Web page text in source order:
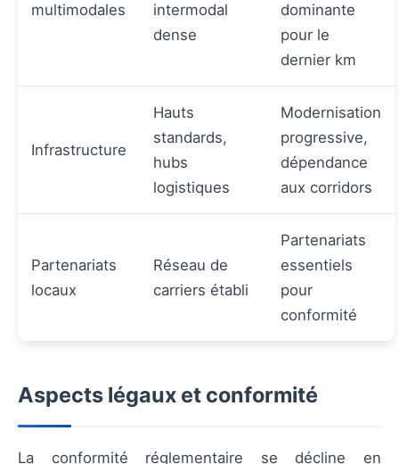
multimodales
intermodal
dense
dominante
pour le
dernier km
Infrastructure
Hauts
standards,
hubs
logistiques
Modernisation
progressive,
dépendance
aux corridors
Partenariats
locaux
Réseau de
carriers établi
Partenariats
essentiels
pour
conformité
Aspects légaux et conformité
La conformité réglementaire se décline en